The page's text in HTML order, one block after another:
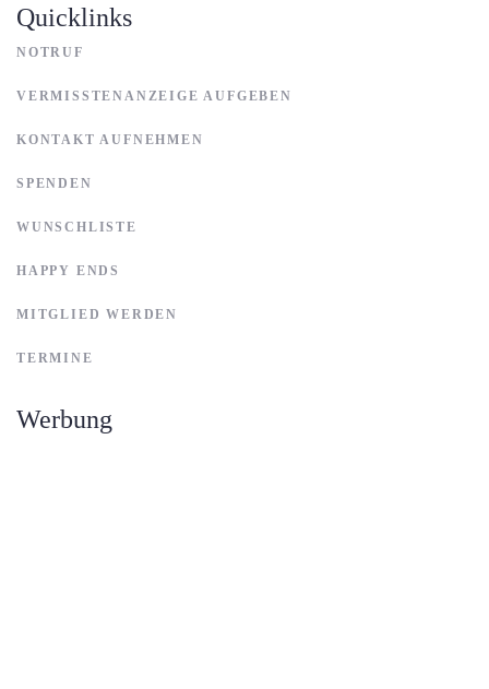
Quicklinks
NOTRUF
VERMISSTENANZEIGE AUFGEBEN
KONTAKT AUFNEHMEN
SPENDEN
WUNSCHLISTE
HAPPY ENDS
MITGLIED WERDEN
TERMINE
Werbung